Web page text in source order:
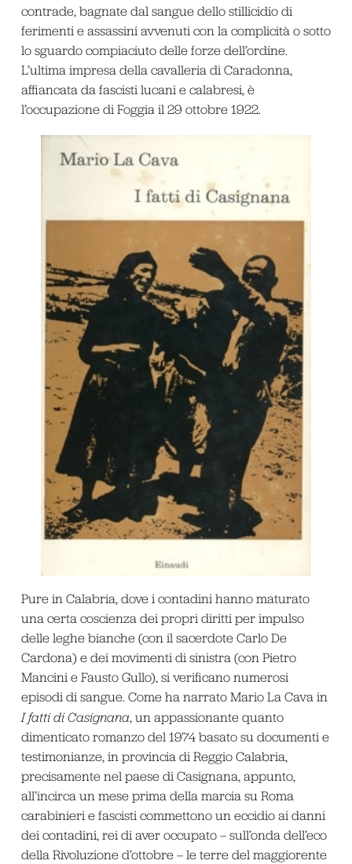
contrade, bagnate dal sangue dello stillicidio di
ferimenti e assassini avvenuti con la complicità o sotto
lo sguardo compiaciuto delle forze dell’ordine.
L’ultima impresa della cavalleria di Caradonna,
affiancata da fascisti lucani e calabresi, è
l’occupazione di Foggia il 29 ottobre 1922.
Pure in Calabria, dove i contadini hanno maturato
una certa coscienza dei propri diritti per impulso
delle leghe bianche (con il sacerdote Carlo De
Cardona) e dei movimenti di sinistra (con Pietro
Mancini e Fausto Gullo), si verificano numerosi
episodi di sangue. Come ha narrato Mario La Cava in
I fatti di Casignana, un appassionante quanto
dimenticato romanzo del 1974 basato su documenti e
testimonianze, in provincia di Reggio Calabria,
precisamente nel paese di Casignana, appunto,
all’incirca un mese prima della marcia su Roma
carabinieri e fascisti commettono un eccidio ai danni
dei contadini, rei di aver occupato – sull’onda dell’eco
della Rivoluzione d’ottobre – le terre del maggiorente